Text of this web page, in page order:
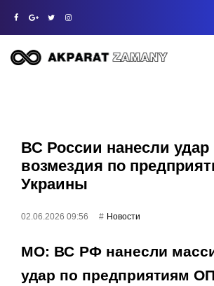
ВС России нанесли удар
возмездия по
Украины
02.06.2026 09:56 Новости
МО: ВС РФ нанесли
удар по предприятиям